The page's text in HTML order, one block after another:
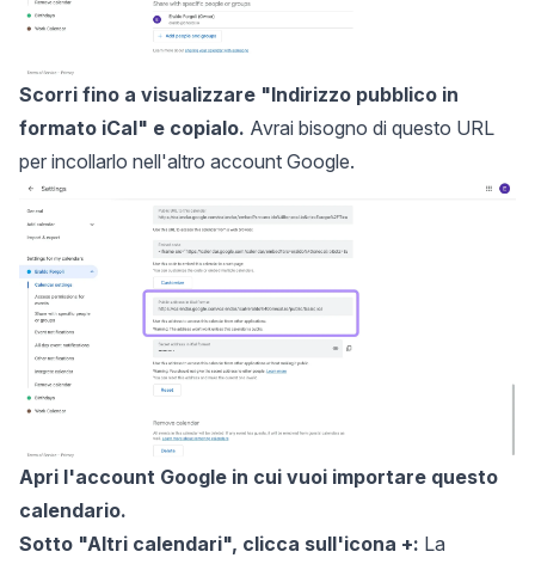
Scorri fino a visualizzare "Indirizzo pubblico in
formato iCal" e copialo. Avrai bisogno di questo URL
per incollarlo nell'altro account Google.
Apri l'account Google in cui vuoi importare questo
calendario.
Sotto "Altri calendari", clicca sull'icona +: La